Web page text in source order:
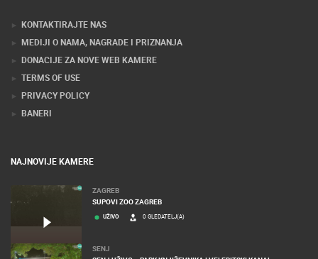
KONTAKTIRAJTE NAS
MEDIJI O NAMA, NAGRADE I PRIZNANJA
DONACIJE ZA NOVE WEB KAMERE
TERMS OF USE
PRIVACY POLICY
BANERI
NAJNOVIJE KAMERE
ZAGREB
SUPOVI ZOO ZAGREB
UŽIVO 0 GLEDATELJ(A)
SENJ